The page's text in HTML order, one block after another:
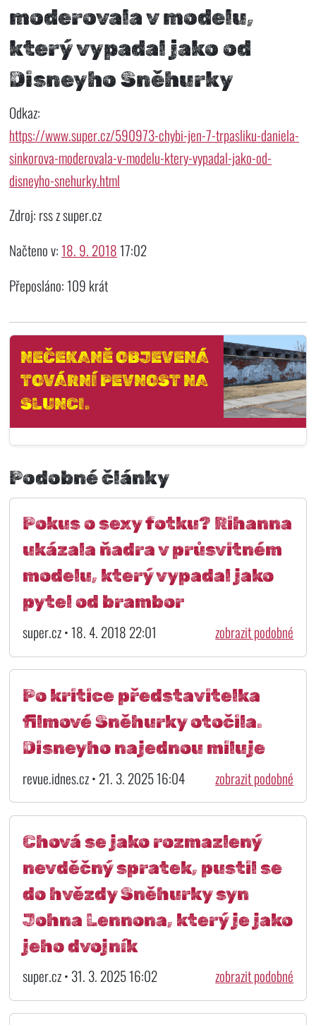
moderovala v modelu,
který vypadal jako od
Disneyho Sněhurky
Odkaz:
https://www.super.cz/590973-chybi-jen-7-trpasliku-daniela-
sinkorova-moderovala-v-modelu-ktery-vypadal-jako-od-
disneyho-snehurky.html
Zdroj: rss z super.cz
Načteno v:18. 9. 201817:02
Přeposláno: 109 krát
NEČEKANĚ OBJEVENÁ
TOVÁRNÍ PEVNOST NA
SLUNCI.
Podobné články
Pokus o sexy fotku? Rihanna
ukázala ňadra v průsvitném
modelu, který vypadal jako
pytel od brambor
super.cz • 18. 4. 2018 22:01 zobrazit podobné
Po kritice představitelka
filmové Sněhurky otočila.
Disneyho najednou miluje
revue.idnes.cz • 21. 3. 2025 16:04 zobrazit podobné
Chová se jako rozmazlený
nevděčný spratek, pustil se
do hvězdy Sněhurky syn
Johna Lennona, který je jako
jeho dvojník
super.cz • 31. 3. 2025 16:02 zobrazit podobné